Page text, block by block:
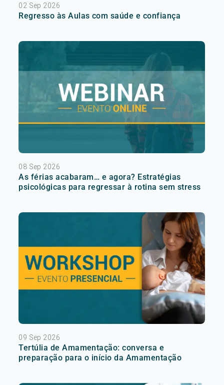
02 Sep 2026
Regresso às Aulas com saúde e confiança
08 Sep 2026
As férias acabaram… e agora? Estratégias
psicológicas para regressar à rotina sem stress
09 Sep 2026
Tertúlia de Amamentação: conversa e
preparação para o início da Amamentação